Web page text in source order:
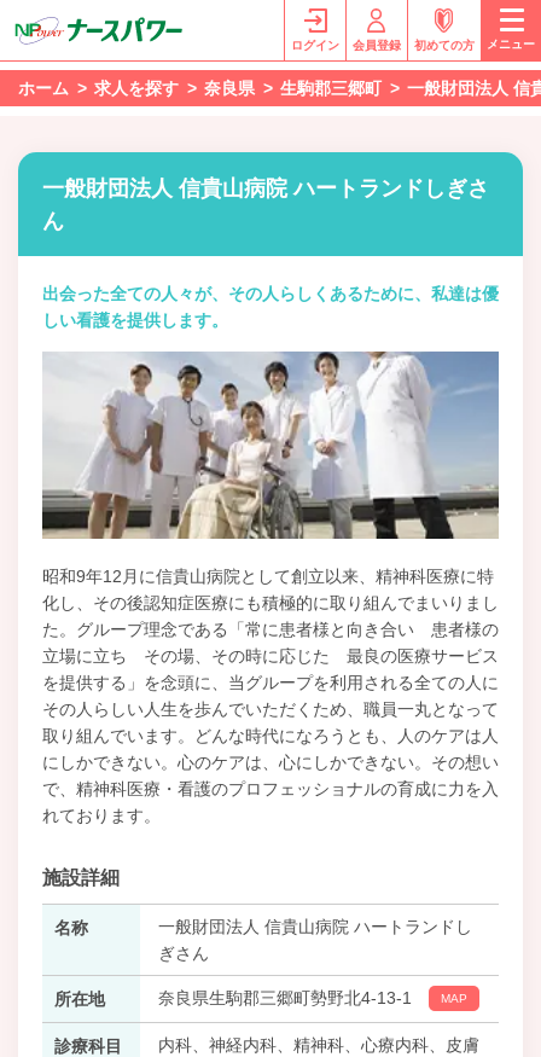
ログイン 会員登録 初めての方 メニュー
ホーム 求人を探す 奈良県 生駒郡三郷町 一般財団法人 信
一般財団法人 信貴山病院 ハートランドしぎさ
ん
出会った全ての人々が、その人らしくあるために、私達は優
しい看護を提供します。
昭和9年12月に信貴山病院として創立以来、精神科医療に特
化し、その後認知症医療にも積極的に取り組んでまいりまし
た。グループ理念である「常に患者様と向き合い 患者様の
立場に立ち その場、その時に応じた 最良の医療サービス
を提供する」を念頭に、当グループを利用される全ての人に
その人らしい人生を歩んでいただくため、職員一丸となって
取り組んでいます。どんな時代になろうとも、人のケアは人
にしかできない。心のケアは、心にしかできない。その想い
で、精神科医療・看護のプロフェッショナルの育成に力を入
れております。
施設詳細
名称
一般財団法人 信貴山病院 ハートランドし
ぎさん
所在地 奈良県生駒郡三郷町勢野北4-13-1 MAP
診療科目
内科、神経内科、精神科、心療内科、皮膚